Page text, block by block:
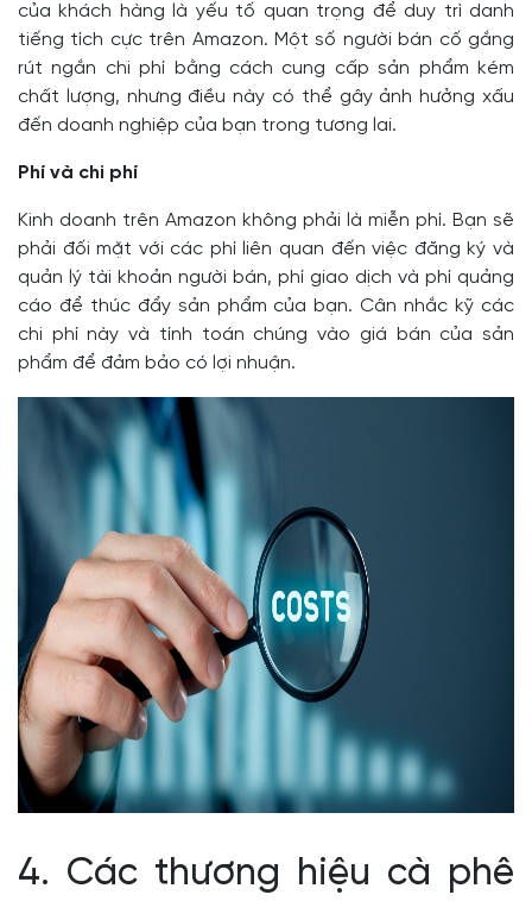
của khách hàng là yếu tố quan trọng để duy trì danh
tiếng tích cực trên Amazon. Một số người bán cố gắng
rút ngắn chi phí bằng cách cung cấp sản phẩm kém
chất lượng, nhưng điều này có thể gây ảnh hưởng xấu
đến doanh nghiệp của bạn trong tương lai.
Phí và chi phí
Kinh doanh trên Amazon không phải là miễn phí. Bạn sẽ
phải đối mặt với các phí liên quan đến việc đăng ký và
quản lý tài khoản người bán, phí giao dịch và phí quảng
cáo để thúc đẩy sản phẩm của bạn. Cân nhắc kỹ các
chi phí này và tính toán chúng vào giá bán của sản
phẩm để đảm bảo có lợi nhuận.
4. Các thương hiệu cà phê